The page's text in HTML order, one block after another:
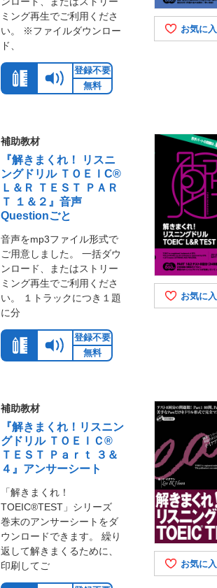
ミング再生でご利用くださ
い。 ※ファイルダウンロー
ド、
登録不要
無料
お気に
補助教材
『解きまくれ！ リスニ
ングドリル ＴＯＥＩC®
Ｌ＆Ｒ ＴＥＳＴ ＰＡＲ
Ｔ １＆２』音声
Questionごと
音声をmp3ファイル形式で
ご用意しました。 一括ダウ
ンロード、またはストリー
ミング再生でご利用くださ
い。 １トラックにつき１題
に分
登録不要
無料
お気に
補助教材
『解きまくれ！リスニン
グドリル ＴＯＥＩＣ®
ＴＥＳＴ Ｐａｒｔ ３＆
４』アンサーシート
「解きまくれ！
TOEIC®TEST」シリーズ
巻末のアンサーシートをダ
ウンロードできます。 繰り
返して解きまくるために、
印刷してご
お気に